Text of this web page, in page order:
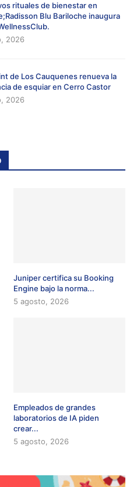
rituales de bienestar en
Blu Bariloche inaugura
2026
de Los Cauquenes renueva la
de esquiar en Cerro Castor
2026
Juniper certifica su Booking
Engine bajo la norma...
5 agosto, 2026
Empleados de grandes
laboratorios de IA piden
crear...
5 agosto, 2026